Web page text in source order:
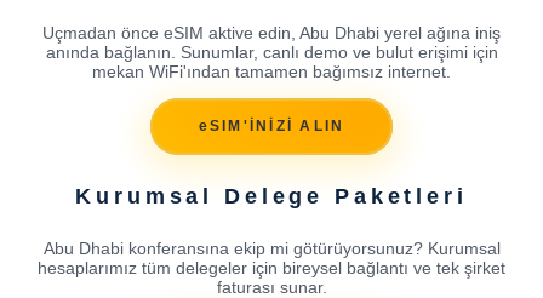
Uçmadan önce eSIM aktive edin, Abu Dhabi yerel ağına iniş
anında bağlanın. Sunumlar, canlı demo ve bulut erişimi için
mekan WiFi'ından tamamen bağımsız internet.
eSIM'İNİZİ ALIN
Kurumsal Delege Paketleri
Abu Dhabi konferansına ekip mi götürüyorsunuz? Kurumsal
hesaplarımız tüm delegeler için bireysel bağlantı ve tek şirket
faturası sunar.